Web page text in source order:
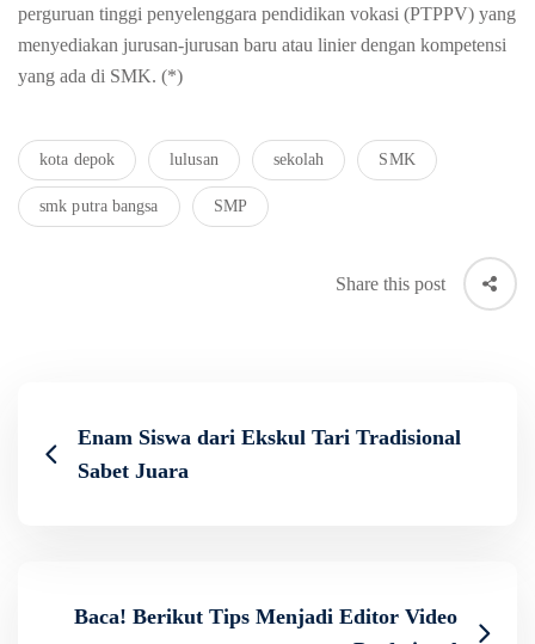
perguruan tinggi penyelenggara pendidikan vokasi (PTPPV) yang
menyediakan jurusan-jurusan baru atau linier dengan kompetensi
yang ada di SMK. (*)
kota depok lulusan sekolah SMK
smk putra bangsa SMP
Share this post
Enam Siswa dari Ekskul Tari Tradisional
Sabet Juara
Baca! Berikut Tips Menjadi Editor Video